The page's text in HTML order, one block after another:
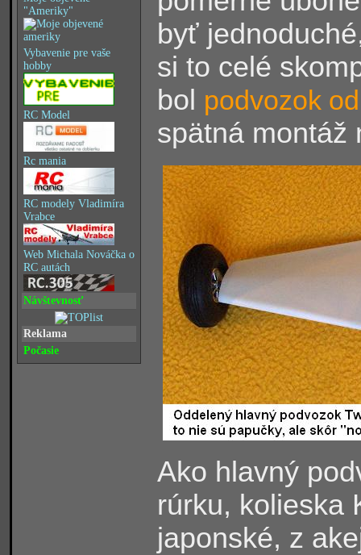
"Ameriky"
Vybavenie pre vaše
hobby
RC Model
Rc mania
RC modely Vladimíra
Vrabce
Web Michala Nováčka o
RC autách
Návštevnosť
Reklama
Počasie
byť
si to celé
bol podvozok
spätná montáž
Ako hlavný
rúrku, kolieska
japonské, z